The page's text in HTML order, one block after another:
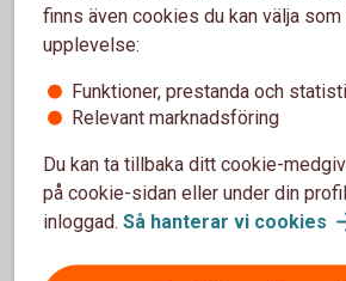
(trygghansa.se)
Mastercard Guld
finns även cookies du kan välja
upplevelse:
Funktioner, prestanda och
Relevant marknadsföring
Du kan ta tillbaka ditt cookie-
på cookie-sidan eller under din
inloggad. Så hanterar vi cookies